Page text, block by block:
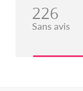
226
Sans avis